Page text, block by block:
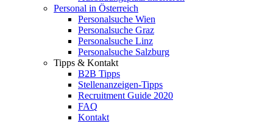
Personal in Österreich
Personalsuche Wien
Personalsuche Graz
Personalsuche Linz
Personalsuche Salzburg
Tipps & Kontakt
B2B Tipps
Stellenanzeigen-Tipps
Recruitment Guide 2020
FAQ
Kontakt